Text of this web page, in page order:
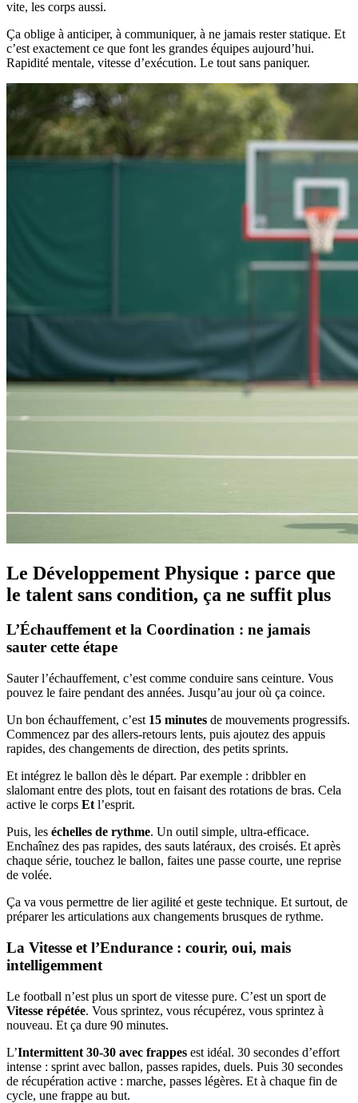
vite, les corps aussi.
Ça oblige à anticiper, à communiquer, à ne jamais rester statique. Et
c’est exactement ce que font les grandes équipes aujourd’hui.
Rapidité mentale, vitesse d’exécution. Le tout sans paniquer.
Le Développement Physique : parce que
le talent sans condition, ça ne suffit plus
L’Échauffement et la Coordination : ne jamais
sauter cette étape
Sauter l’échauffement, c’est comme conduire sans ceinture. Vous
pouvez le faire pendant des années. Jusqu’au jour où ça coince.
Un bon échauffement, c’est 15 minutes de mouvements progressifs.
Commencez par des allers-retours lents, puis ajoutez des appuis
rapides, des changements de direction, des petits sprints.
Et intégrez le ballon dès le départ. Par exemple : dribbler en
slalomant entre des plots, tout en faisant des rotations de bras. Cela
active le corps Et l’esprit.
Puis, les échelles de rythme. Un outil simple, ultra-efficace.
Enchaînez des pas rapides, des sauts latéraux, des croisés. Et après
chaque série, touchez le ballon, faites une passe courte, une reprise
de volée.
Ça va vous permettre de lier agilité et geste technique. Et surtout, de
préparer les articulations aux changements brusques de rythme.
La Vitesse et l’Endurance : courir, oui, mais
intelligemment
Le football n’est plus un sport de vitesse pure. C’est un sport de
Vitesse répétée. Vous sprintez, vous récupérez, vous sprintez à
nouveau. Et ça dure 90 minutes.
L’Intermittent 30-30 avec frappes est idéal. 30 secondes d’effort
intense : sprint avec ballon, passes rapides, duels. Puis 30 secondes
de récupération active : marche, passes légères. Et à chaque fin de
cycle, une frappe au but.